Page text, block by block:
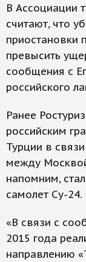
В Ассоциации
считают, что
приостановки
превысить
сообщения с
российского
Ранее
российским
Турции в
между
напомним,
самолет Су-24.
«В связи с
2015 года
направлению